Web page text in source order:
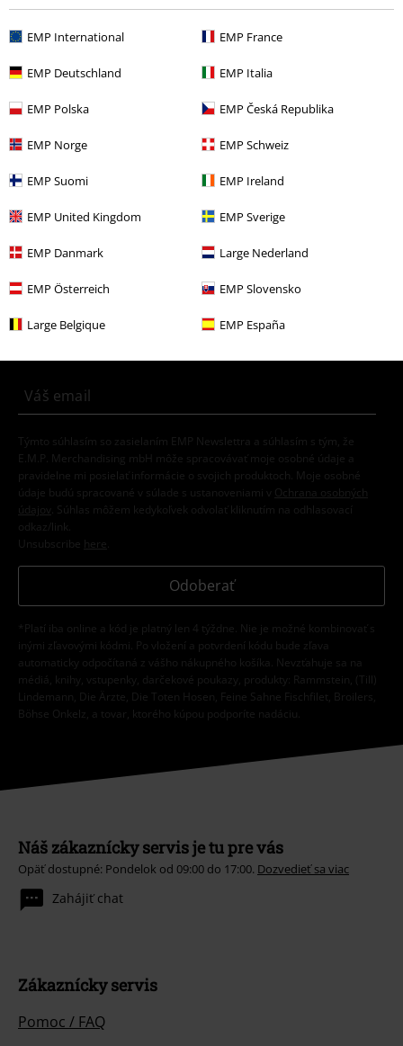
EMP International EMP France
EMP Deutschland EMP Italia
EMP Polska EMP Česká Republika
EMP Norge EMP Schweiz
EMP Suomi EMP Ireland
EMP United Kingdom EMP Sverige
EMP Danmark Large Nederland
EMP Österreich EMP Slovensko
Large Belgique EMP España
More categories. More options.
Výpredaj %
Merch kapiel Slipknot Média CD
Merch kapiel
Merch kapiel Média
Získajte 15% zľavový poukaz, keď sa prihlásite
Týmto súhlasím so zasielaním EMP Newslettra a súhlasím s tým, že
E.M.P. Merchandising mbH môže spracovávať moje osobné údaje a
pravidelne mi posielať informácie o svojich produktoch. Moje osobné
údaje budú spracované v súlade s ustanoveniami v
Ochrana osobných
údajov
. Súhlas môžem kedykoľvek odvolať kliknutím na odhlasovací
odkaz/link.
Unsubscribe here
Odoberať
*Platí iba online a kód je platný len 4 týždne. Nie je možné kombinovať s
inými zľavovými kódmi. Po vložení a potvrdení kódu bude zľava
automaticky odpočítaná z vášho nákupného košíka. Nevzťahuje sa na
médiá, knihy, vstupenky, darčekové poukazy, produkty: Rammstein, (Till)
Lindemann, Die Ärzte, Die Toten Hosen, Feine Sahne Fischfilet, Broilers,
Böhse Onkelz, a tovar, ktorého kúpou podporíte nadáciu.
Náš zákaznícky servis je tu pre vás
Opäť dostupné: Pondelok od 09:00 do 17:00. Dozvedieť sa viac
Zahájiť chat
Zákaznícky servis
Pomoc / FAQ